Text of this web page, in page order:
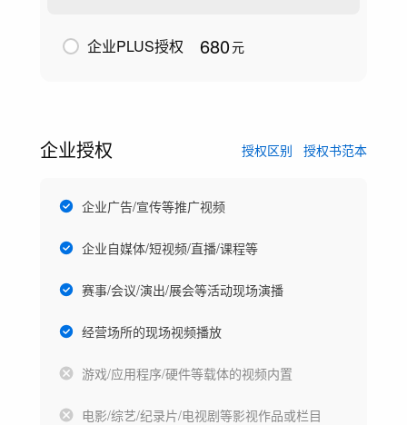
企业PLUS授权 680元
企业授权 授权区别 授权书范本
企业广告/宣传等推广视频
企业自媒体/短视频/直播/课程等
赛事/会议/演出/展会等活动现场演播
经营场所的现场视频播放
游戏/应用程序/硬件等载体的视频内置
电影/综艺/纪录片/电视剧等影视作品或栏目